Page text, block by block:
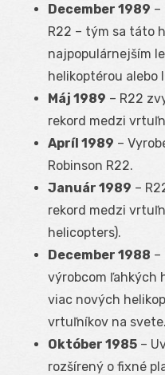
December 1989 –
R22 – tým sa táto
najpopulárnejším
helikoptérou alebo
Máj 1989 – R22
rekord medzi
Apríl 1989 –
Robinson R22.
Január 1989 –
rekord medzi
helicopters).
December 1988 –
výrobcom ľahkých
viac nových
vrtuľníkov na svete.
Október 1985 –
rozšírený o fixné